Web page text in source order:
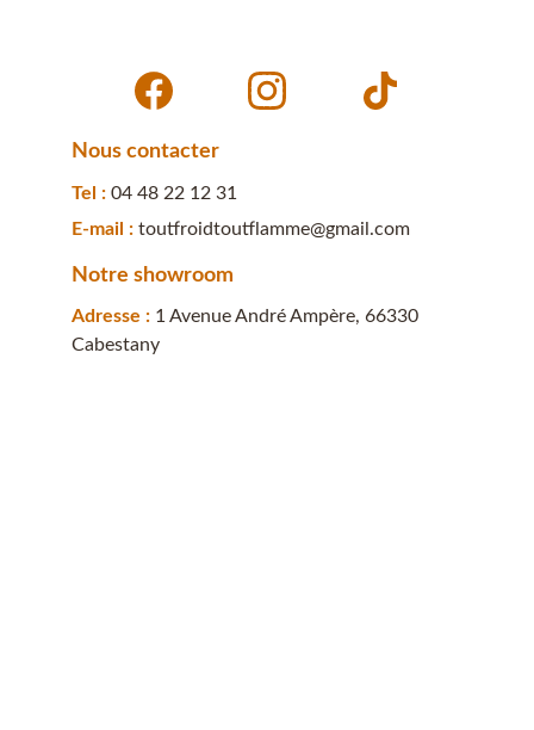
E-mail : toutfroidtoutflamme@gmail.com
Tel : 04 48 22 12 31
Adresse : 1 Avenue André Ampère, 66330
Cabestany
Notre showroom
Nous contacter